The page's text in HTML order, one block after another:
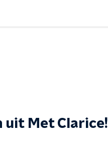
uit Met Clarice!